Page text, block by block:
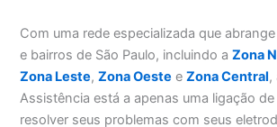
Com uma rede especializada que
e bairros de São Paulo, incluindo aZona
Zona Leste,Zona Oeste eZona Central,
Assistência está a apenas uma ligação
resolver seus problemas com seus